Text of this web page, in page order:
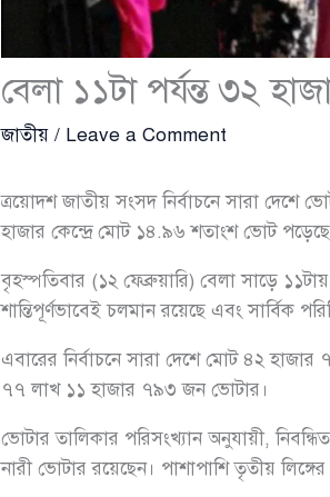
বেলা ১১টা পর্যন্ত ৩২
জাতীয় / Leave a Comment
ত্রয়োদশ জাতীয় সংসদ নির্বাচনে সারা দেশে
হাজার কেন্দ্রে মোট ১৪.৯৬ শতাংশ ভোট
বৃহস্পতিবার (১২ ফেব্রুয়ারি) বেলা সাড়ে
শান্তিপূর্ণভাবেই চলমান রয়েছে এবং সার্বিক
এবারের নির্বাচনে সারা দেশে মোট ৪২
৭৭ লাখ ১১ হাজার ৭৯৩ জন ভোটার।
ভোটার তালিকার পরিসংখ্যান অনুযায়ী,
নারী ভোটার রয়েছেন। পাশাপাশি তৃতীয়